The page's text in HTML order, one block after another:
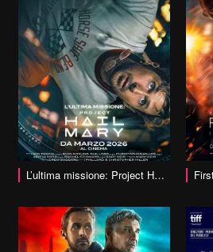
L’ultima missione: Project Hail Mary
vai alla scheda